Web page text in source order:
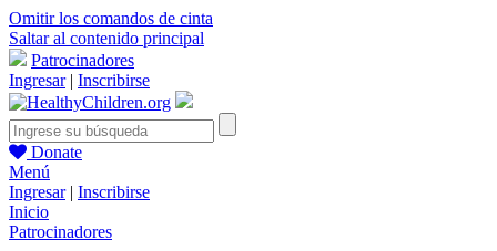
Omitir los comandos de cinta
Saltar al contenido principal
Patrocinadores
Ingresar| Inscribirse
Donate
Menú
Ingresar| Inscribirse
Inicio
Patrocinadores